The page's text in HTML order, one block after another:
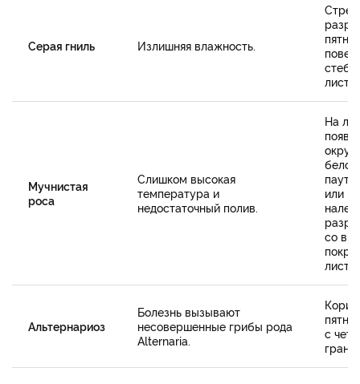
Серая гниль Излишняя влажность.
пятна
Мучнистая
роса
Слишком высокая
температура и
недостаточный полив.
На
или
со
лист.
Альтернариоз
Болезнь вызывают
несовершенные грибы рода
Alternaria.
пятна
с